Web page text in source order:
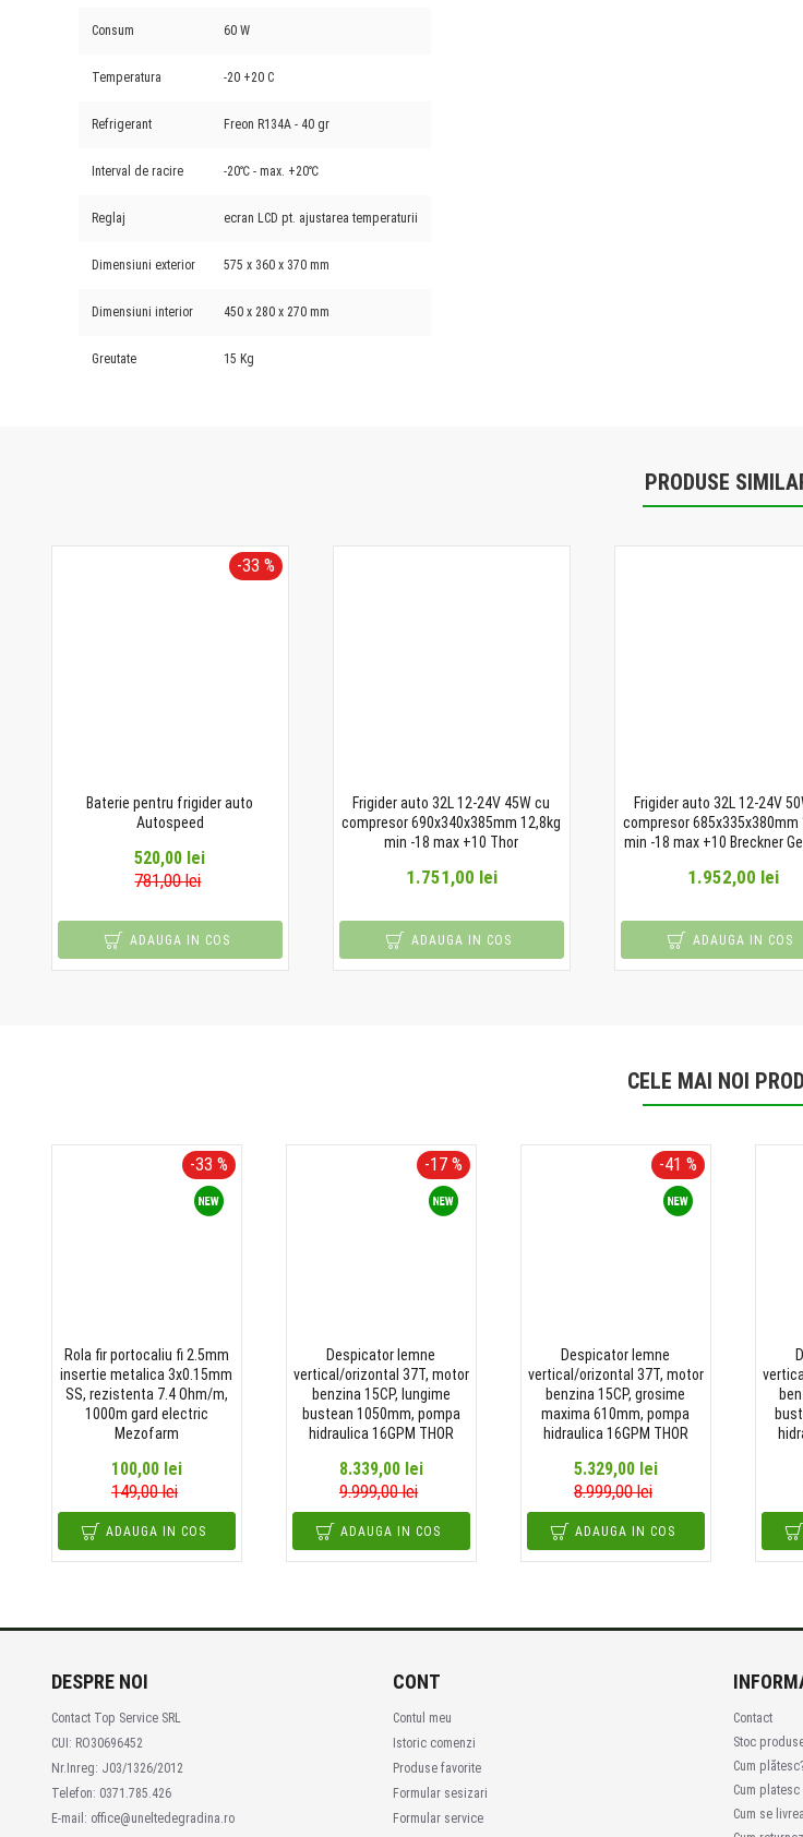
Consum 60 W
Temperatura -20 +20 C
Refrigerant Freon R134A - 40 gr
Interval de racire -20℃ - max. +20℃
Reglaj ecran LCD pt. ajustarea temperaturii
Dimensiuni exterior 575 x 360 x 370 mm
Dimensiuni interior 450 x 280 x 270 mm
Greutate 15 Kg
PRODUSE
-33 %
Baterie pentru frigider auto
Autospeed
520,00 lei
781,00 lei
ADAUGA IN COS
Frigider auto 32L 12-24V 45W cu
compresor 690x340x385mm 12,8kg
min -18 max +10 Thor
1.751,00 lei
ADAUGA IN COS
Frigider auto 32L 12-24V
compresor 685x335x380mm
min -18 max +10 Breckner
1.952,00 lei
ADAUGA IN COS
CELE MAI NOI
-33 %
Rola fir portocaliu fi 2.5mm
insertie metalica 3x0.15mm
SS, rezistenta 7.4 Ohm/m,
1000m gard electric
Mezofarm
100,00 lei
149,00 lei
ADAUGA IN COS
-17 %
Despicator lemne
vertical/orizontal 37T, motor
benzina 15CP, lungime
bustean 1050mm, pompa
hidraulica 16GPM THOR
8.339,00 lei
9.999,00 lei
ADAUGA IN COS
-41 %
Despicator lemne
vertical/orizontal 37T, motor
benzina 15CP, grosime
maxima 610mm, pompa
hidraulica 16GPM THOR
5.329,00 lei
8.999,00 lei
ADAUGA IN COS
DESPRE NOI
Contact Top Service SRL
CUI: RO30696452
Nr.Inreg: J03/1326/2012
Telefon: 0371.785.426
E-mail: office@uneltedegradina.ro
CONT
Contul meu
Istoric comenzi
Produse favorite
Formular sesizari
Formular service
Contact
Stoc
Cum
Cum platesc
Cum se